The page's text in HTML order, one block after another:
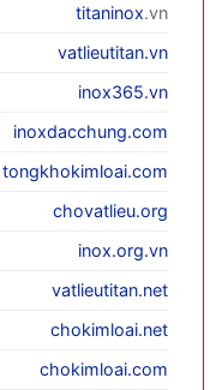
titaninox.vn
vatlieutitan.vn
inox365.vn
inoxdacchung.com
tongkhokimloai.com
chovatlieu.org
inox.org.vn
vatlieutitan.net
chokimloai.net
chokimloai.com